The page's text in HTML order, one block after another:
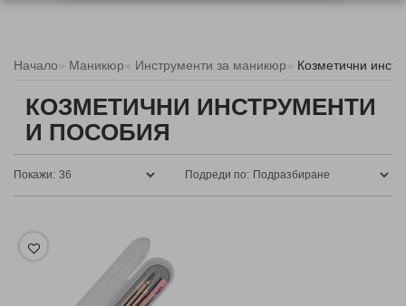
Начало Маникюр Инструменти за маникюр Козметични
КОЗМЕТИЧНИ ИНСТРУМЕНТИ
И ПОСОБИЯ
Подреди по:
Покажи: